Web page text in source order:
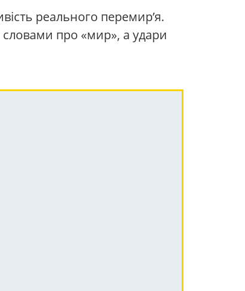
реального перемир’я.
словами про «мир», а удари